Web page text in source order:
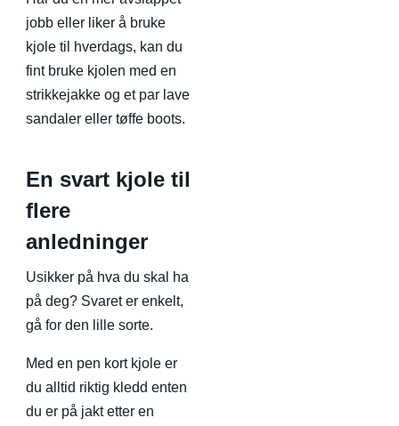
jobb eller liker å bruke
kjole til hverdags, kan du
fint bruke kjolen med en
strikkejakke og et par lave
sandaler eller tøffe boots.
En svart kjole til
flere
anledninger
Usikker på hva du skal ha
på deg? Svaret er enkelt,
gå for den lille sorte.
Med en pen kort kjole er
du alltid riktig kledd enten
du er på jakt etter en